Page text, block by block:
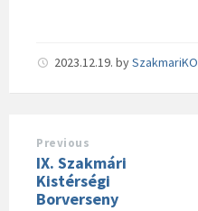
2023.12.19. by
Previous
IX. Szakmári
Kistérségi
Borverseny